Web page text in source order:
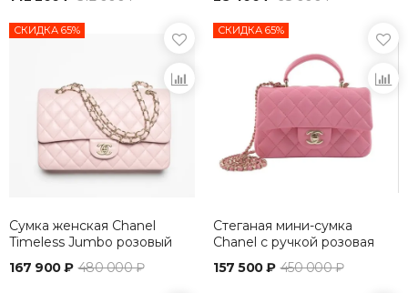
СКИДКА 65%
Сумка женская Chanel
Timeless Jumbo розовый
167 900 ₽ 480 000 ₽
СКИДКА 65%
Стеганая мини-сумка
Chanel с ручкой розовая
157 500 ₽ 450 000 ₽